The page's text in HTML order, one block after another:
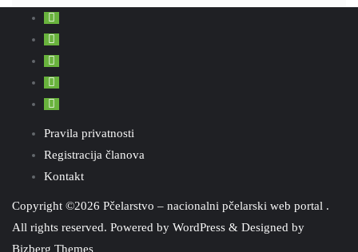
Pravila privatnosti
Registracija članova
Kontakt
Copyright ©2026 Pčelarstvo – nacionalni pčelarski web portal .
All rights reserved. Powered by WordPress & Designed by
Bizberg Themes